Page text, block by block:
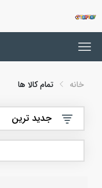
خانه تمام کالا ها
جدید ترین